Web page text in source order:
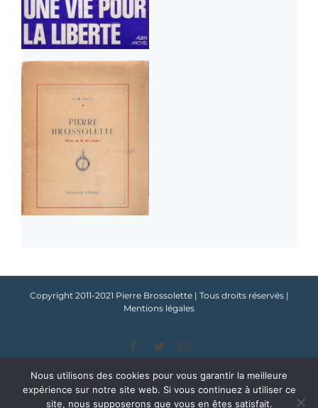
Copyright 2011-2021 Pierre Brossolette | Tous droits réservés |
Mentions légales
Facebook
TwitterEmail
Nous utilisons des cookies pour vous garantir la meilleure
expérience sur notre site web. Si vous continuez à utiliser ce
site, nous supposerons que vous en êtes satisfait.